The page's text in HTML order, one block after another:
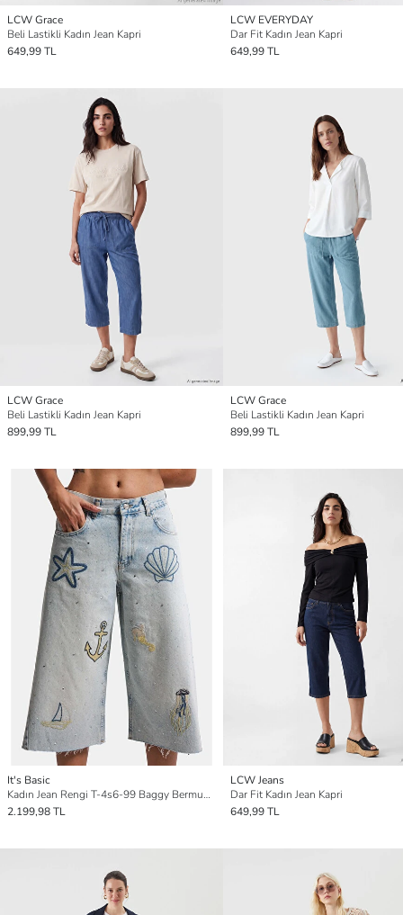
LCW Grace
Beli Lastikli Kadın Jean Kapri
649,99 TL
LCW EVERYDAY
Dar Fit Kadın Jean Kapri
649,99 TL
LCW Grace
Beli Lastikli Kadın Jean Kapri
899,99 TL
LCW Grace
Beli Lastikli Kadın Jean Kapri
899,99 TL
It's Basic
Kadın Jean Rengi T-4s6-99 Baggy Bermuda Nakış Parlak Taş Özel Tasarım Şort
2.199,98 TL
LCW Jeans
Dar Fit Kadın Jean Kapri
649,99 TL